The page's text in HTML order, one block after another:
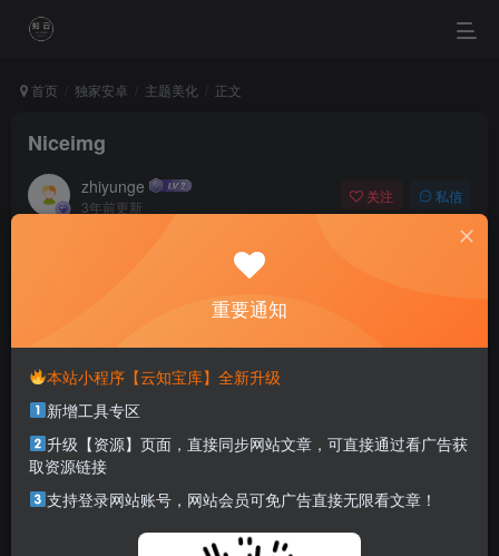
首页 独家安卓 主题美化 正文
Niceimg
zhiyunge
3年前更新
关注 私信
If we dream, everything is possible.
敢于梦想，一切都将成为可能
本站部分资源打包为压缩包以方便分享，涉及较多
击解压密码
适用系统：安卓
重要通知
本站小程序【云知宝库】全新升级
新增工具专区
升级【资源】页面，直接同步网站文章，可直接通过看广告获
取资源链接
支持登录网站账号，网站会员可免广告直接无限看文章！